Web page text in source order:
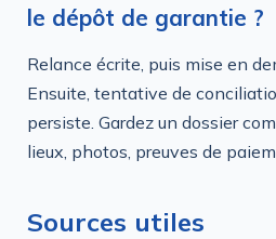
le dépôt de garantie ?
Relance écrite, puis mise en
Ensuite, tentative de
persiste. Gardez un dossier
lieux, photos, preuves de
Sources utiles